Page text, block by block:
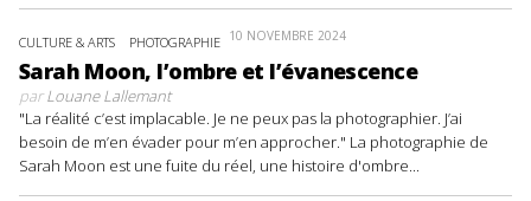
CULTURE & ARTS PHOTOGRAPHIE 10 NOVEMBRE 2024
Sarah Moon, l’ombre et l’évanescence
parLouane Lallemant
"La réalité c’est implacable. Je ne peux pas la photographier. J’ai
besoin de m’en évader pour m’en approcher." La photographie de
Sarah Moon est une fuite du réel, une histoire d'ombre...